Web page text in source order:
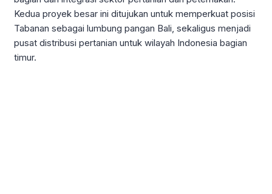
Kedua proyek besar ini ditujukan untuk memperkuat posisi
Tabanan sebagai lumbung pangan Bali, sekaligus menjadi
pusat distribusi pertanian untuk wilayah Indonesia bagian
timur.